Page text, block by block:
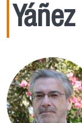
Yáñez